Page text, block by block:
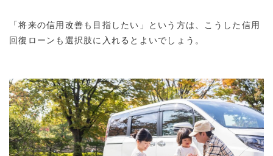
「将来の信用改善も目指したい」という方は、こうした信用
回復ローンも選択肢に入れるとよいでしょう。